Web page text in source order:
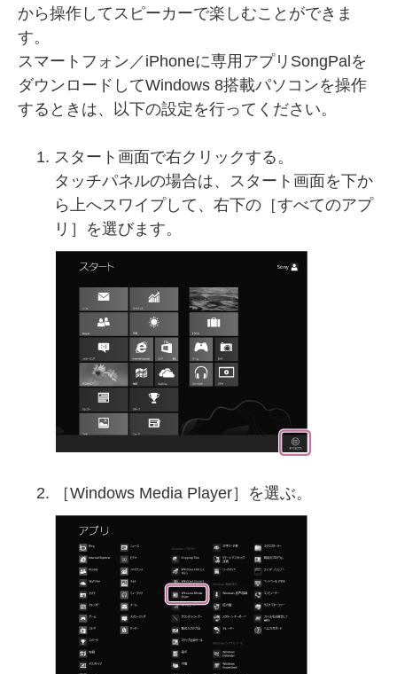
から操作してスピーカーで楽しむことができま
す。
スマートフォン／iPhoneに専用アプリSongPalを
ダウンロードしてWindows 8搭載パソコンを操作
するときは、以下の設定を行ってください。
スタート画面で右クリックする。
タッチパネルの場合は、スタート画面を下か
ら上へスワイプして、右下の［すべてのアプ
リ］を選びます。
［Windows Media Player］を選ぶ。